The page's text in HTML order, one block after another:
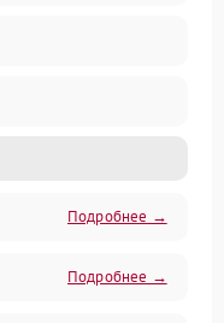
Подробнее →
Подробнее →